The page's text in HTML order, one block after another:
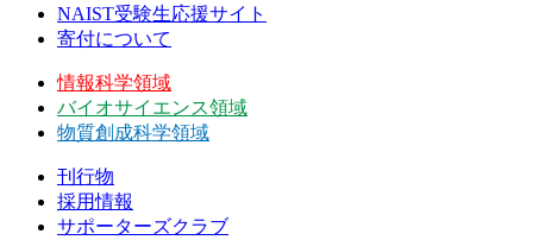
NAIST受験生応援サイト
寄付について
情報科学領域
バイオサイエンス領域
物質創成科学領域
刊行物
採用情報
サポーターズクラブ